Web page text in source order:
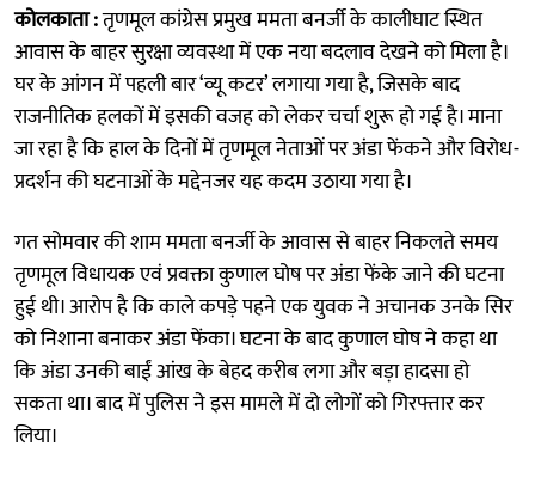
कोलकाता :तृणमूल कांग्रेस प्रमुख ममता बनर्जी के कालीघाट स्थित
आवास के बाहर सुरक्षा व्यवस्था में एक नया बदलाव देखने को मिला है।
घर के आंगन में पहली बार ‘व्यू कटर’ लगाया गया है, जिसके बाद
राजनीतिक हलकों में इसकी वजह को लेकर चर्चा शुरू हो गई है। माना
जा रहा है कि हाल के दिनों में तृणमूल नेताओं पर अंडा फेंकने और विरोध-
प्रदर्शन की घटनाओं के मद्देनजर यह कदम उठाया गया है।
गत सोमवार की शाम ममता बनर्जी के आवास से बाहर निकलते समय
तृणमूल विधायक एवं प्रवक्ता कुणाल घोष पर अंडा फेंके जाने की घटना
हुई थी। आरोप है कि काले कपड़े पहने एक युवक ने अचानक उनके सिर
को निशाना बनाकर अंडा फेंका। घटना के बाद कुणाल घोष ने कहा था
कि अंडा उनकी बाईं आंख के बेहद करीब लगा और बड़ा हादसा हो
सकता था। बाद में पुलिस ने इस मामले में दो लोगों को गिरफ्तार कर
लिया।